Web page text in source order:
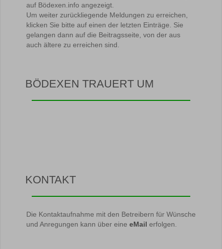
auf Bödexen.info angezeigt.
Um weiter zurückliegende Meldungen zu erreichen,
klicken Sie bitte auf einen der letzten Einträge. Sie
gelangen dann auf die Beitragsseite, von der aus
auch ältere zu erreichen sind.
BÖDEXEN TRAUERT UM
KONTAKT
Die Kontaktaufnahme mit den Betreibern für Wünsche
und Anregungen kann über eine eMail erfolgen.